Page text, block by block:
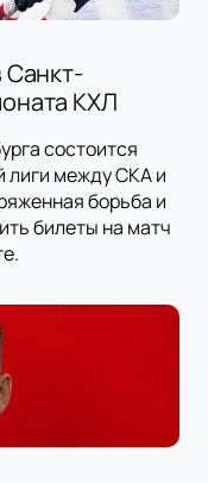
Санкт-
КХЛ
состоится
лиги между СКА и
борьба и
билеты на матч